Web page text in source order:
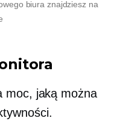
biura znajdziesz na
moc, jaką można